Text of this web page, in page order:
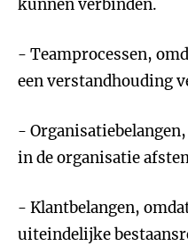
kunnen verbinden.
- Teamprocessen,
een verstandhouding
-
in de organisatie
- Klantbelangen,
uiteindelijke